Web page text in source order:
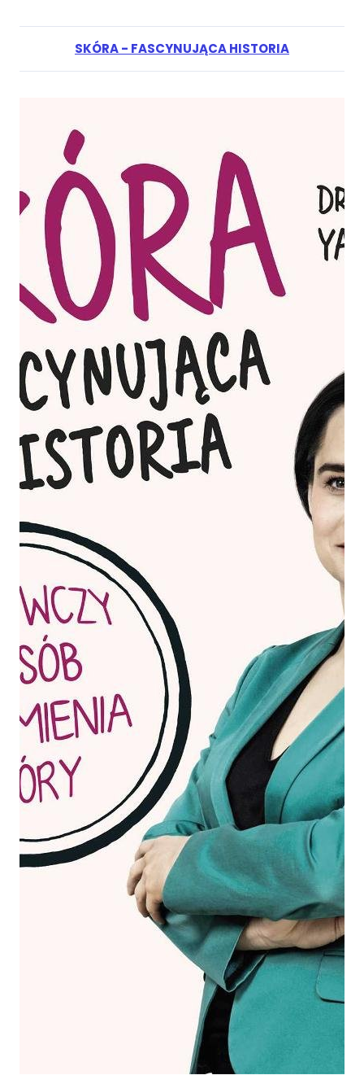
SKÓRA - FASCYNUJĄCA HISTORIA